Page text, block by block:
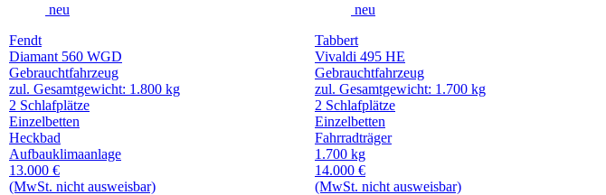
neu
Fendt
Diamant 560 WGD
Gebrauchtfahrzeug
zul. Gesamtgewicht: 1.800 kg
2 Schlafplätze
Einzelbetten
Heckbad
Aufbauklimaanlage
13.000 €
(MwSt. nicht ausweisbar)
neu
Tabbert
Vivaldi 495 HE
Gebrauchtfahrzeug
zul. Gesamtgewicht: 1.700 kg
2 Schlafplätze
Einzelbetten
Fahrradträger
1.700 kg
14.000 €
(MwSt. nicht ausweisbar)